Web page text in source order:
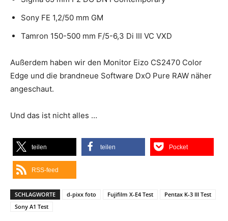
Sony FE 1,2/50 mm GM
Tamron 150-500 mm F/5-6,3 Di III VC VXD
Außerdem haben wir den Monitor Eizo CS2470 Color
Edge und die brandneue Software DxO Pure RAW näher
angeschaut.
Und das ist nicht alles …
teilen teilen Pocket
RSS-feed
SCHLAGWORTE d-pixx foto Fujifilm X-E4 Test
Pentax K-3 III Test
Sony A1 Test